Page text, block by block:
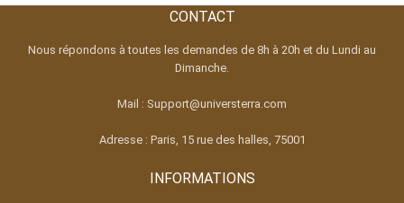
CONTACT
Nous répondons à toutes les demandes de 8h à 20h et du Lundi au
Dimanche.
Mail : Support@universterra.com
Adresse : Paris, 15 rue des halles, 75001
INFORMATIONS